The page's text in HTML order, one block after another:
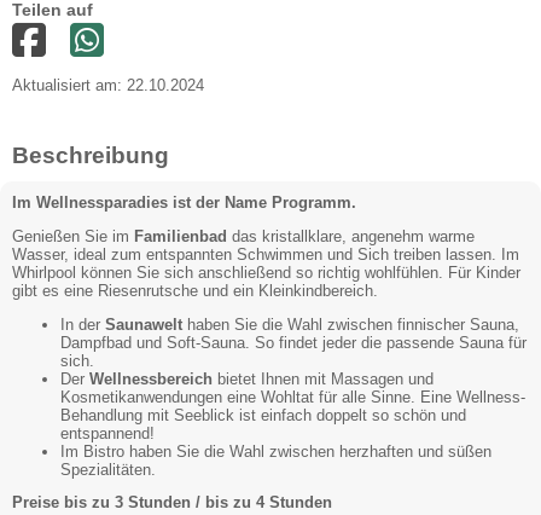
Teilen auf
Aktualisiert am: 22.10.2024
Beschreibung
Im Wellnessparadies ist der Name Programm.
Genießen Sie im Familienbad das kristallklare, angenehm warme
Wasser, ideal zum entspannten Schwimmen und Sich treiben lassen. Im
Whirlpool können Sie sich anschließend so richtig wohlfühlen. Für Kinder
gibt es eine Riesenrutsche und ein Kleinkindbereich.
In der Saunawelt haben Sie die Wahl zwischen finnischer Sauna,
Dampfbad und Soft-Sauna. So findet jeder die passende Sauna für
sich.
Der Wellnessbereich bietet Ihnen mit Massagen und
Kosmetikanwendungen eine Wohltat für alle Sinne. Eine Wellness-
Behandlung mit Seeblick ist einfach doppelt so schön und
entspannend!
Im Bistro haben Sie die Wahl zwischen herzhaften und süßen
Spezialitäten.
Preise bis zu 3 Stunden / bis zu 4 Stunden